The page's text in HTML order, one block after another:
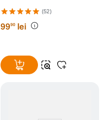
(52)
9990 lei